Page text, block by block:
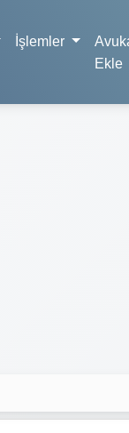
İşlemler
Ekle